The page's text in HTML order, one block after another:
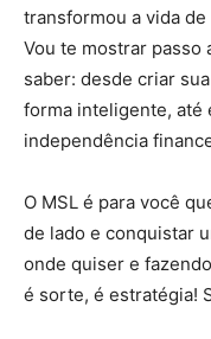
transformou a vida
Vou te mostrar passo
saber: desde criar
forma inteligente, até
independência
O MSL é para você
de lado e conquistar
onde quiser e
é sorte, é estratégia!